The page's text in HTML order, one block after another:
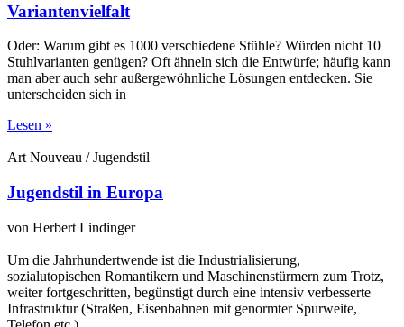
Variantenvielfalt
Oder: Warum gibt es 1000 verschiedene Stühle? Würden nicht 10
Stuhlvarianten genügen? Oft ähneln sich die Entwürfe; häufig kann
man aber auch sehr außergewöhnliche Lösungen entdecken. Sie
unterscheiden sich in
Lesen »
Art Nouveau / Jugendstil
Jugendstil in Europa
von Herbert Lindinger
Um die Jahrhundertwende ist die Industrialisierung,
sozialutopischen Romantikern und Maschinenstürmern zum Trotz,
weiter fortgeschritten, begünstigt durch eine intensiv verbesserte
Infrastruktur (Straßen, Eisenbahnen mit genormter Spurweite,